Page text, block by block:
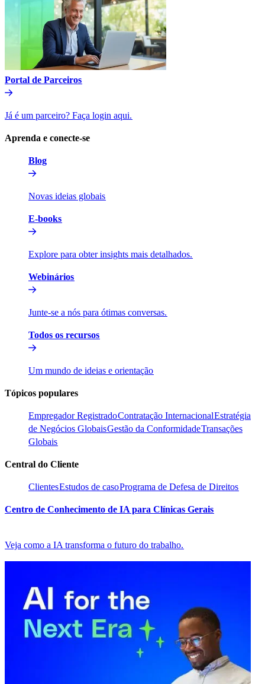
Portal de Parceiros​​
Já é um parceiro? Faça login aqui.​​
Aprenda e conecte-se​​
Blog​​
Novas ideias globais​​
E-books​​
Explore para obter insights mais detalhados.​​
Webinários​​
Junte-se a nós para ótimas conversas.​​
Todos os recursos​​
Um mundo de ideias e orientação​​
Tópicos populares​​
Empregador Registrado​​Contratação Internacional​​Estratégia
de Negócios Globais​​Gestão da Conformidade​​Transações
Globais​​
Central do Cliente​​
Clientes​​Estudos de caso​​Programa de Defesa de Direitos​​
Centro de Conhecimento de IA para Clínicas Gerais​​
Veja como a IA transforma o futuro do trabalho.​​